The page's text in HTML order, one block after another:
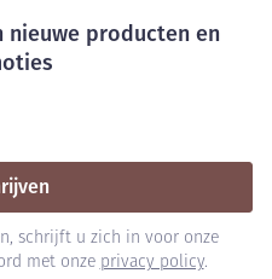
producten en
schrijft u zich in voor onze
met onze privacy policy.